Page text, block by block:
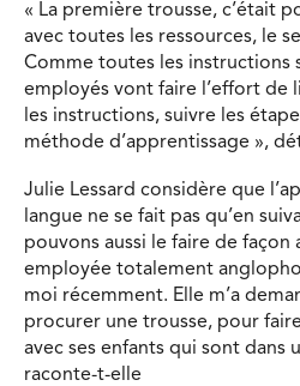
« La première trousse, c’était
avec toutes les ressources, le
Comme toutes les instructions
employés vont faire l’effort de
les instructions, suivre les
méthode d’apprentissage »,
Julie Lessard considère que
langue ne se fait pas qu’en
pouvons aussi le faire de façon
employée totalement
moi récemment. Elle m’a
procurer une trousse, pour
avec ses enfants qui sont dans
raconte-t-elle